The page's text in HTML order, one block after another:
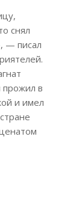
снял
— писал
прожил в
и имел